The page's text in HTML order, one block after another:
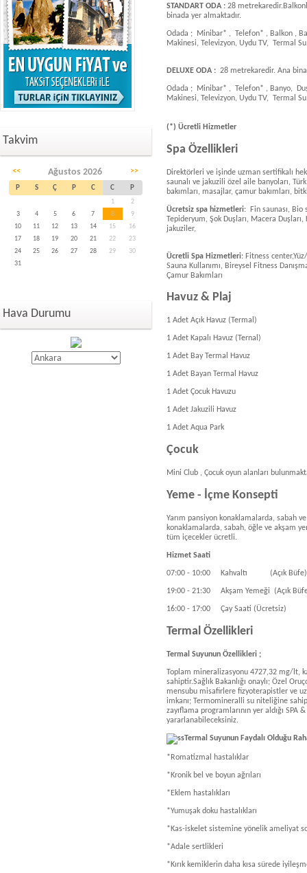
Takvim
<< Ağustos 2026 >>
P S Ç P C C
P
1
2
3
4 5 6 7 8
9
10
11 12 13 14 15
16
17
18 19 20 21 22
23
24
25 26 27 28 29
30
31
Hava Durumu
STANDART ODA : 28
binada yer almaktadır.
Odada ; Minibar* , Telefon* , Balkon ,
Makinesi, Televizyon, Uydu TV, Termal
DELUXE ODA : 28 metrekaredir. Ana
Odada ; Minibar* , Telefon* , Banyo,
Makinesi, Televizyon, Uydu TV, Termal
(*) Ücretli Hizmetler
Spa Özellikleri
Direktörleri ve işinde uzman sertifikalı
saunalı ve jakuzili özel aile banyoları,
bakımları, masajlar, çamur bakımları,
Ücretsiz spa hizmetleri: Fin saunası, Bio
Tepideryum, Şok Duşları, Macera
jakuziler,
Ücretli Spa Hizmetleri: Fitness center,
Sauna Kullanımı, Bireysel Fitness
Çamur Bakımları
Havuz & Plaj
1 Adet Açık Havuz (Termal)
1 Adet Kapalı Havuz (Ternal)
1 Adet Bay Termal Havuz
1 Adet Bayan Termal Havuz
1 Adet Çocuk Havuzu
1 Adet Jakuzili Havuz
1 Adet Aqua Park
Çocuk
Mini Club , Çocuk oyun alanları
Yeme - İçme Konsepti
Yarım pansiyon konaklamalarda, sabah
konaklamalarda, sabah, öğle ve akşam
tüm içecekler ücretli.
Hizmet Saati
07:00 - 10:00 Kahvaltı (Açık Büfe)
19:00 - 21:30 Akşam Yemeği (Açık
16:00 - 17:00 Çay Saati (Ücretsiz)
Termal Özellikleri
Termal Suyunun Özellikleri ;
Toplam mineralizasyonu 4727,32 mg/lt,
sahiptir.Sağlık Bakanlığı onaylı; Özel
mensubu misafirlere fizyoterapistler ve
imkanı; Termomineralli su niteliğine
zayıflama programlarının yer aldığı
yararlanabileceksiniz.
Termal Suyunun Faydalı Olduğu
*Romatizmal hastalıklar
*Kronik bel ve boyun ağrıları
*Eklem hastalıkları
*Yumuşak doku hastalıkları
*Kas-iskelet sistemine yönelik ameliyat
*Adale sertlikleri
*Kırık kemiklerin daha kısa sürede